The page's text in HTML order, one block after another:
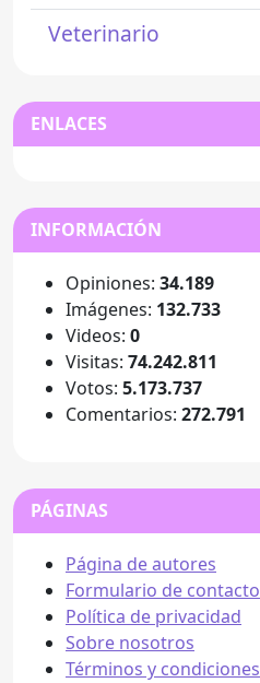
Veterinario
ENLACES
INFORMACIÓN
Opiniones: 34.189
Imágenes: 132.733
Videos: 0
Visitas: 74.242.811
Votos: 5.173.737
Comentarios: 272.791
PÁGINAS
Página de autores
Formulario de contacto
Política de privacidad
Sobre nosotros
Términos y condiciones